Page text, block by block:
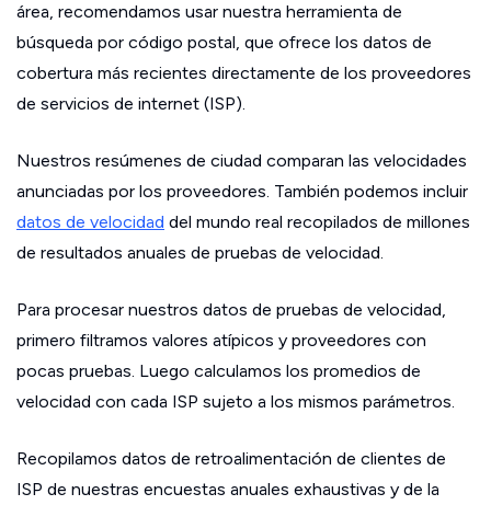
área, recomendamos usar nuestra herramienta de
búsqueda por código postal, que ofrece los datos de
cobertura más recientes directamente de los proveedores
de servicios de internet (ISP).
Nuestros resúmenes de ciudad comparan las velocidades
anunciadas por los proveedores. También podemos incluir
datos de velocidad del mundo real recopilados de millones
de resultados anuales de pruebas de velocidad.
Para procesar nuestros datos de pruebas de velocidad,
primero filtramos valores atípicos y proveedores con
pocas pruebas. Luego calculamos los promedios de
velocidad con cada ISP sujeto a los mismos parámetros.
Recopilamos datos de retroalimentación de clientes de
ISP de nuestras encuestas anuales exhaustivas y de la